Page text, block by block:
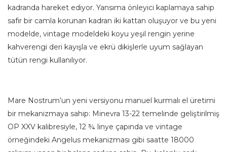
kadranda hareket ediyor. Yansıma önleyici kaplamaya sahip
safir bir camla korunan kadran iki kattan oluşuyor ve bu yeni
modelde, vintage modeldeki koyu yeşil rengin yerine
kahverengi deri kayışla ve ekrü dikişlerle uyum sağlayan
tütün rengi kullanılıyor.
Mare Nostrum’un yeni versiyonu manuel kurmalı el üretimi
bir mekanizmaya sahip: Minevra 13-22 temelinde geliştirilmiş
OP XXV kalibresiyle, 12 ¾ linye çapında ve vintage
örneğindeki Angelus mekanizması gibi saatte 18000